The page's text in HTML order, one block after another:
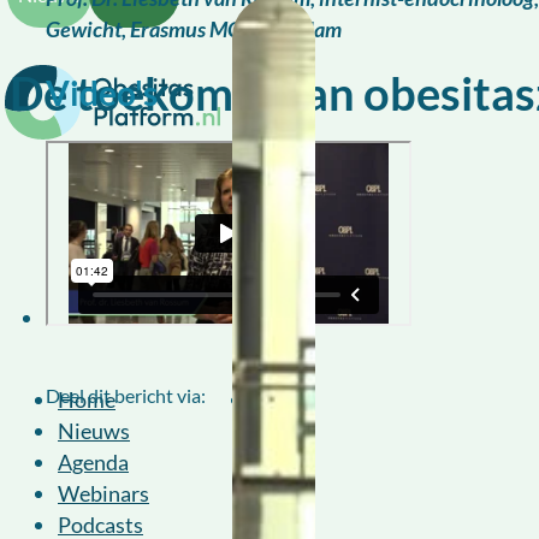
Home
Nieuws
Agenda
Webinars
Podcasts
De toekomst van
Gewicht, Erasmus MC Rotterdam
Video's
Deel dit bericht via: